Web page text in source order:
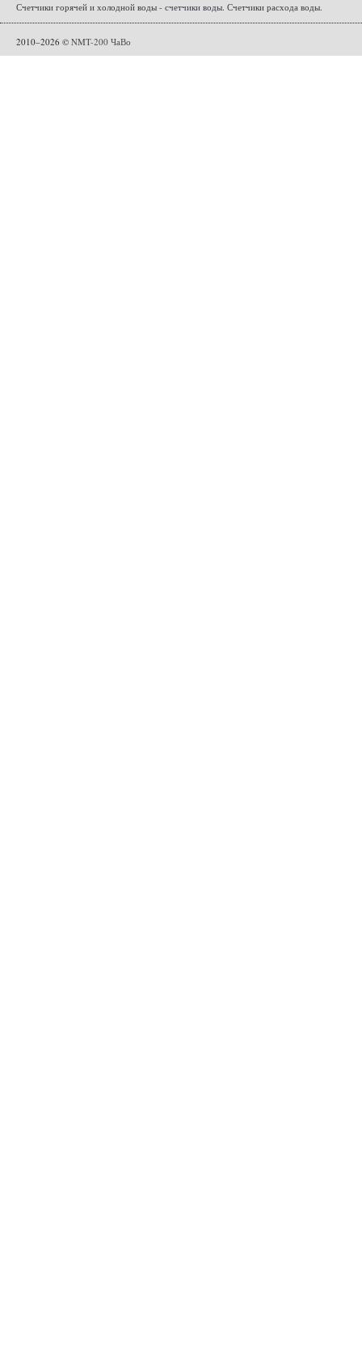
Счетчики горячей и холодной воды - счетчики воды. Счетчики расхода воды.
2010–2026 © NMT-200 ЧаВо